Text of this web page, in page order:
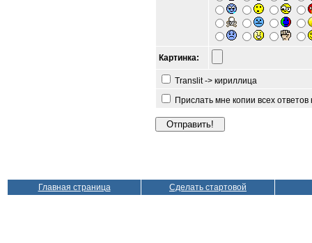
Картинка:
Translit -> кириллица
Прислать мне копии всех
Главная страница Сделать стартовой